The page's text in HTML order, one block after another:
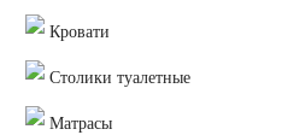
Кровати
Столики туалетные
Матрасы